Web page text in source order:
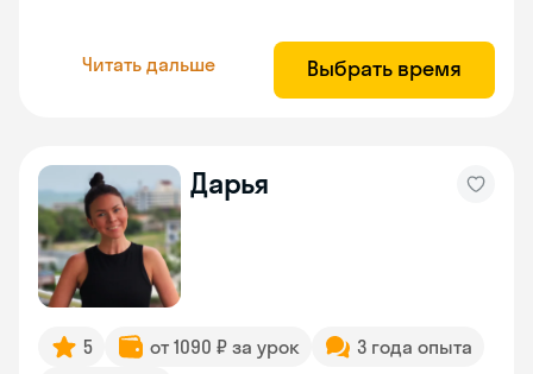
Читать дальше Выбрать время
Дарья
5 от 1090 ₽ за урок
3 года опыта